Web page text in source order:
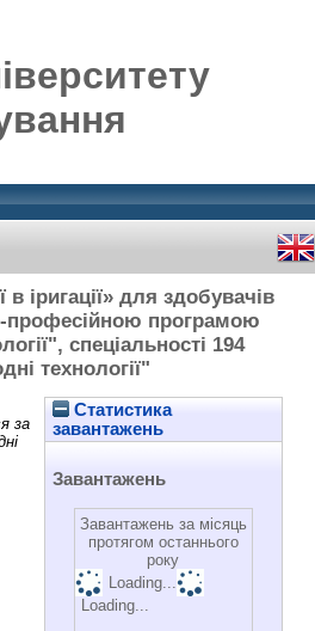
іригації» для здобувачів
професійною програмою
спеціальності 194
технології"
Статистика
завантажень
Завантажень
Завантажень за місяць
протягом останнього
року
Loading...
Loading...
за